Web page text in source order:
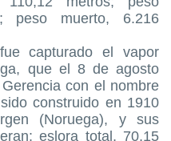
peso muerto, 6.216
capturado el vapor
que el 8 de agosto
con el nombre
construido en 1910
(Noruega), y sus
eslora total, 70,15